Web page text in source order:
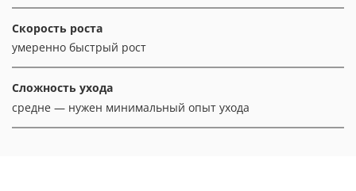
Скорость роста
умеренно быстрый рост
Сложность ухода
средне — нужен минимальный опыт ухода